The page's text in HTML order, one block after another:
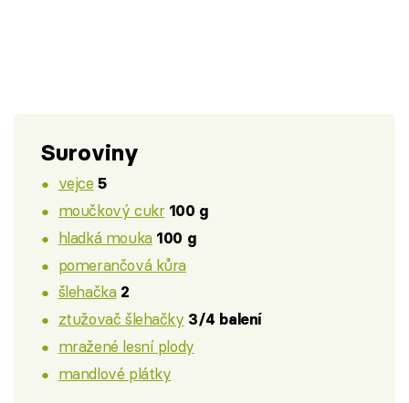
Suroviny
vejce 5
moučkový cukr 100 g
hladká mouka 100 g
pomerančová kůra
šlehačka 2
ztužovač šlehačky 3/4 balení
mražené lesní plody
mandlové plátky